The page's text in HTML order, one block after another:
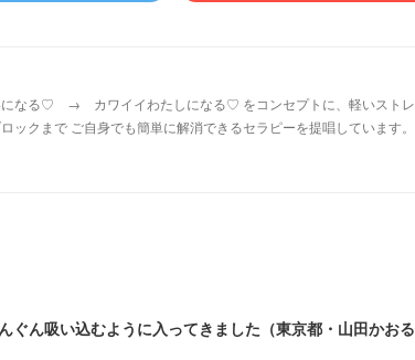
なる♡ → カワイイわたしになる♡ をコンセプトに、軽いストレ
ックまで ご自身でも簡単に解消できるセラピーを提唱しています。